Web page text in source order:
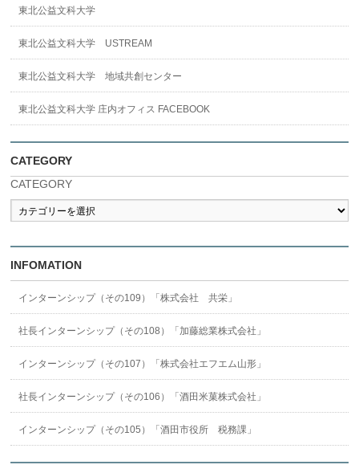
東北公益文科大学
東北公益文科大学 USTREAM
東北公益文科大学 地域共創センター
東北公益文科大学 庄内オフィス FACEBOOK
CATEGORY
CATEGORY
INFOMATION
インターンシップ（その109）「株式会社 共栄」
社長インターンシップ（その108）「加藤総業株式会社」
インターンシップ（その107）「株式会社エフエム山形」
社長インターンシップ（その106）「酒田米菓株式会社」
インターンシップ（その105）「酒田市役所 税務課」